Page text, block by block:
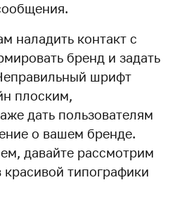
наладить контакт с
бренд и задать
шрифт
плоским,
дать пользователям
о вашем бренде.
давайте рассмотрим
типографики